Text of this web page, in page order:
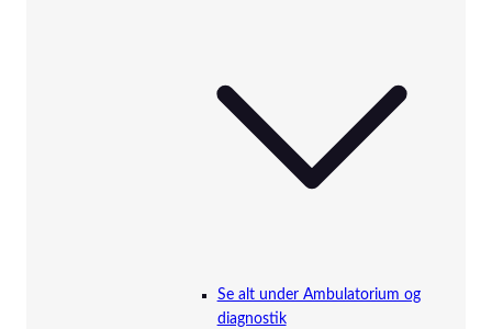
Se alt under Ambulatorium og
diagnostik